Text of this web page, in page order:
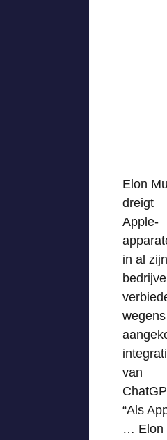
Elon
dreigt
Apple-
in al zijn
van
“Als
… Elon